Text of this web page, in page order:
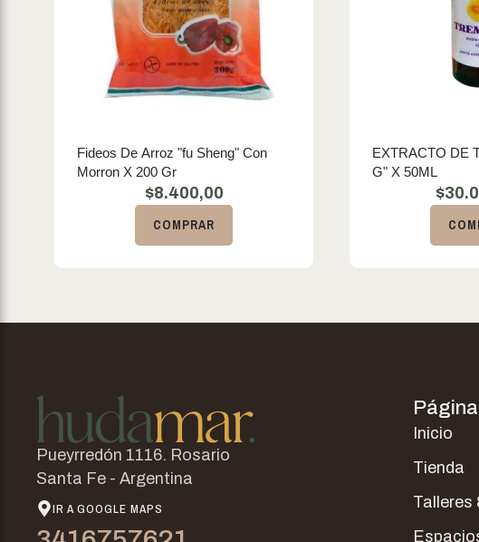
Fideos De Arroz "fu Sheng" Con
Morron X 200 Gr
$8.400,00
COMPRAR
EXTRACTO DE
G" X 50ML
$
Pueyrredón 1116. Rosario
Santa Fe - Argentina
IR A GOOGLE MAPS
Inicio
Tienda
Talleres